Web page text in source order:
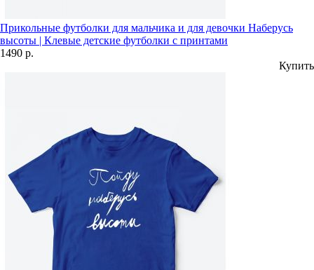
Прикольные футболки для мальчика и для девочки Наберусь
высоты | Клевые детские футболки с принтами
1490 р.
Купить